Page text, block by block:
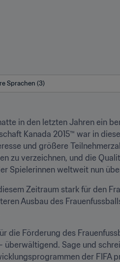
Sprachen (3)
in den letzten Jahren ein
Kanada 2015™ war in
und größere
zu verzeichnen, und die
Spielerinnen weltweit nun
Zeitraum stark für den
Ausbau des
die Förderung des
überwältigend. Sage und
der FIFA